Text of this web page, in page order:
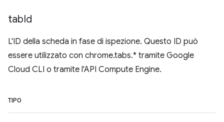
tabId
L'ID della scheda in fase di ispezione. Questo ID può
essere utilizzato con chrome.tabs.* tramite Google
Cloud CLI o tramite l'API Compute Engine.
TIPO